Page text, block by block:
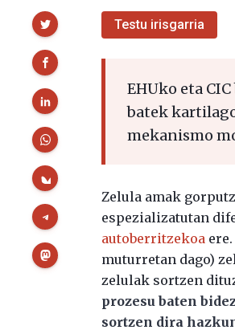
Testu irisgarria
EHUko eta
batek
mekanismo
Zelula amak
espezializatutan
autoberritzekoa
muturretan dago)
zelulak sortzen
prozesu baten
sortzen dira
Partekatu